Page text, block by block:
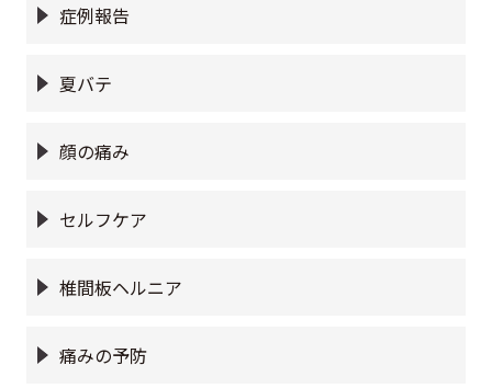
症例報告
夏バテ
顔の痛み
セルフケア
椎間板ヘルニア
痛みの予防